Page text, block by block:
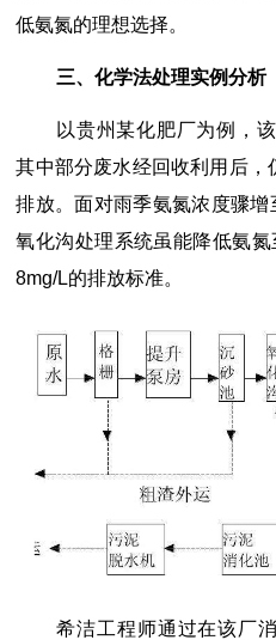
低氨氮的理想选择。
三、化学法处理实例分析
以贵州某化肥厂为例，
其中部分废水经回收利用后
排放。面对雨季氨氮浓度骤
氧化沟处理系统虽能降低氨
8mg/L的排放标准。
希洁工程师通过在该厂